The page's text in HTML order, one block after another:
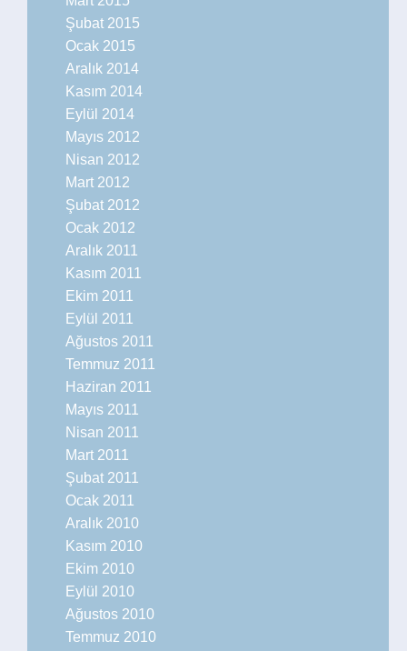
Şubat 2015
Ocak 2015
Aralık 2014
Kasım 2014
Eylül 2014
Mayıs 2012
Nisan 2012
Mart 2012
Şubat 2012
Ocak 2012
Aralık 2011
Kasım 2011
Ekim 2011
Eylül 2011
Ağustos 2011
Temmuz 2011
Haziran 2011
Mayıs 2011
Nisan 2011
Mart 2011
Şubat 2011
Ocak 2011
Aralık 2010
Kasım 2010
Ekim 2010
Eylül 2010
Ağustos 2010
Temmuz 2010